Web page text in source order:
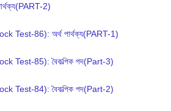
2)
Test-86): অর্থ পার্থক্য(PART-1)
Test-85): বৈকল্পিক পদ(Part-3)
Test-84): বৈকল্পিক পদ(Part-2)